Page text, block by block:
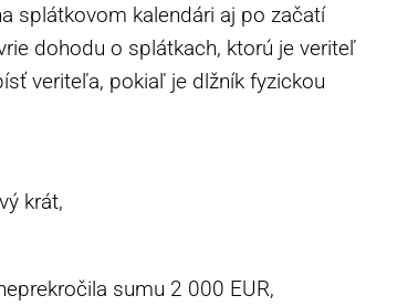
splátkovom kalendári aj po začatí
dohodu o splátkach, ktorú je veriteľ
veriteľa, pokiaľ je dlžník fyzickou
krát,
sumu 2 000 EUR,